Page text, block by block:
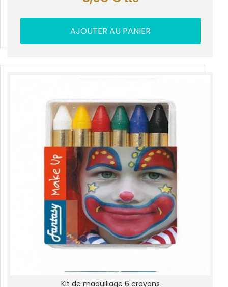
AJOUTER AU PANIER
Kit de maquillage 6 crayons